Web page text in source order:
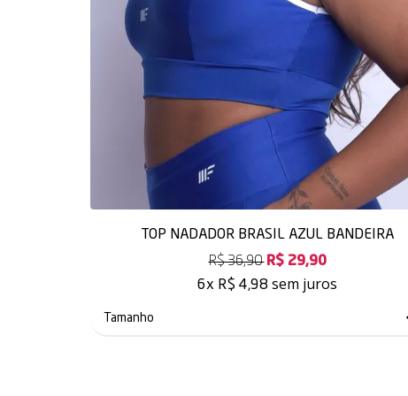
TOP NADADOR BRASIL AZUL BANDEIRA
R$ 36,90 R$ 29,90
6x R$ 4,98 sem juros